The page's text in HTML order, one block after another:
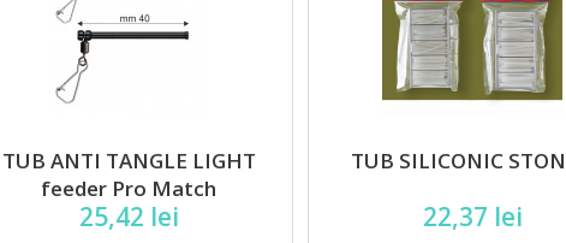
TUB ANTI TANGLE LIGHT
feeder Pro Match
25,42 lei
TUB SILICONIC
22,37 lei